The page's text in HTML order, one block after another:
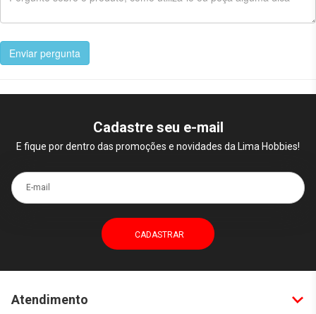
Enviar pergunta
Cadastre seu e-mail
E fique por dentro das promoções e novidades da Lima Hobbies!
E-mail
Atendimento